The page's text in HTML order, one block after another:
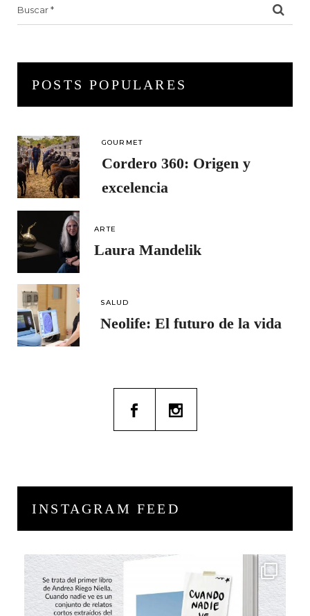
POSTS POPULARES
GOURMET
Cordero 360: Origen y
excelencia
ARTE
Laura Mandelik
SALUD
Neolife: El futuro de la vida
INSTAGRAM FEED